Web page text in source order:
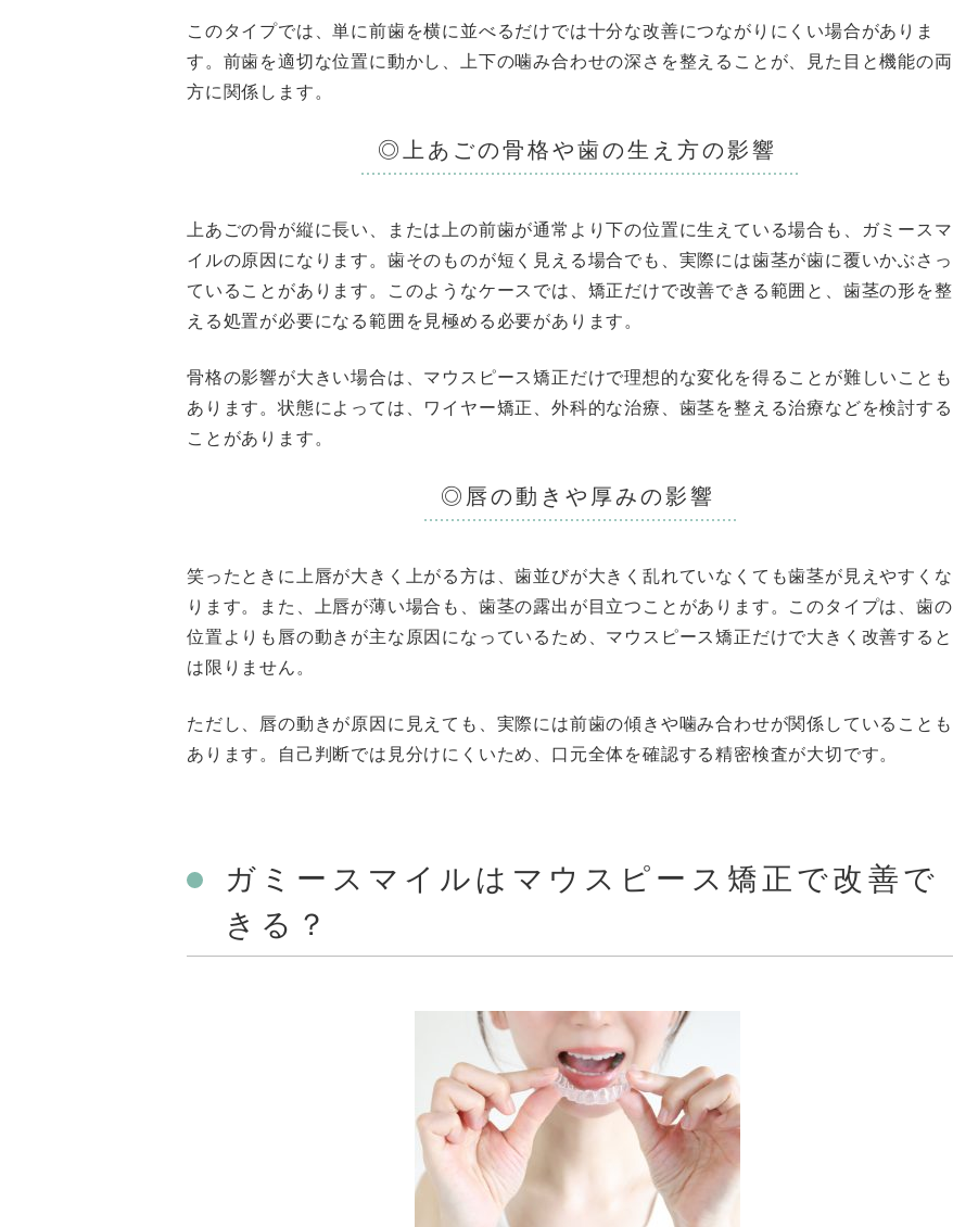
このタイプでは、単に前歯を横に並べるだけでは十分な改善につながりにくい場合がありま
す。前歯を適切な位置に動かし、上下の噛み合わせの深さを整えることが、見た目と機能の両
方に関係します。
◎上あごの骨格や歯の生え方の影響
上あごの骨が縦に長い、または上の前歯が通常より下の位置に生えている場合も、ガミースマ
イルの原因になります。歯そのものが短く見える場合でも、実際には歯茎が歯に覆いかぶさっ
ていることがあります。このようなケースでは、矯正だけで改善できる範囲と、歯茎の形を整
える処置が必要になる範囲を見極める必要があります。
骨格の影響が大きい場合は、マウスピース矯正だけで理想的な変化を得ることが難しいことも
あります。状態によっては、ワイヤー矯正、外科的な治療、歯茎を整える治療などを検討する
ことがあります。
◎唇の動きや厚みの影響
笑ったときに上唇が大きく上がる方は、歯並びが大きく乱れていなくても歯茎が見えやすくな
ります。また、上唇が薄い場合も、歯茎の露出が目立つことがあります。このタイプは、歯の
位置よりも唇の動きが主な原因になっているため、マウスピース矯正だけで大きく改善すると
は限りません。
ただし、唇の動きが原因に見えても、実際には前歯の傾きや噛み合わせが関係していることも
あります。自己判断では見分けにくいため、口元全体を確認する精密検査が大切です。
ガミースマイルはマウスピース矯正で改善で
きる？